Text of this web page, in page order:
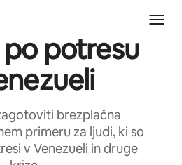
potresu
brezplačna
primeru za ljudi, ki so
v Venezueli in druge